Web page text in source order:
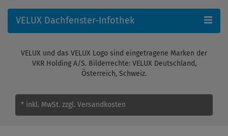
VELUX Dachfenster-Infothek
VELUX und das VELUX Logo sind eingetragene Marken der
VKR Holding A/S. Bilderrechte: VELUX Deutschland,
Österreich, Schweiz.
* inkl. MwSt. zzgl. Versandkosten